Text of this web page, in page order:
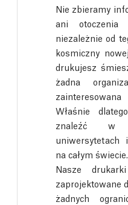
Nie zbieramy
ani otoczenia
niezależnie od
kosmiczny
drukujesz
żadna
Właśnie
znaleźć w
uniwersytetach
na całym świecie.
Nasze
zaprojektowane
żadnych